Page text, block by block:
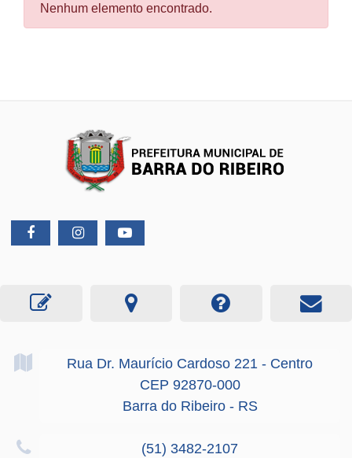
Nenhum elemento encontrado.
Rua Dr. Maurício Cardoso 221 - Centro
CEP 92870-000
Barra do Ribeiro - RS
(51) 3482-2107